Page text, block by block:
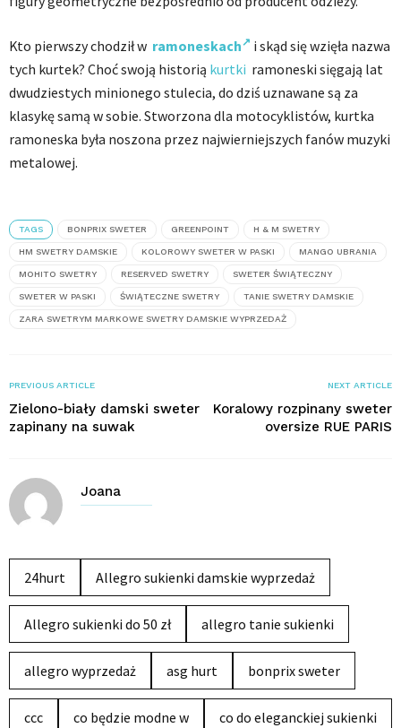
Kto pierwszy chodził w ramoneskach
i skąd się wzięła nazwa
tych kurtek? Choć swoją historią kurtki ramoneski sięgają lat
dwudziestych minionego stulecia, do dziś uznawane są za
klasykę samą w sobie. Stworzona dla motocyklistów, kurtka
ramoneska była noszona przez najwierniejszych fanów muzyki
metalowej.
TAGS BONPRIX SWETER GREENPOINT H & M SWETRY
HM SWETRY DAMSKIE KOLOROWY SWETER W PASKI MANGO UBRANIA
MOHITO SWETRY RESERVED SWETRY SWETER ŚWIĄTECZNY
SWETER W PASKI ŚWIĄTECZNE SWETRY TANIE SWETRY DAMSKIE
ZARA SWETRYM MARKOWE SWETRY DAMSKIE WYPRZEDAŻ
PREVIOUS ARTICLE
Zielono-biały damski sweter
zapinany na suwak
NEXT ARTICLE
Koralowy rozpinany sweter
oversize RUE PARIS
Joana
24hurt Allegro sukienki damskie wyprzedaż
Allegro sukienki do 50 zł allegro tanie sukienki
allegro wyprzedaż asg hurt bonprix sweter
ccc co będzie modne w co do eleganckiej sukienki